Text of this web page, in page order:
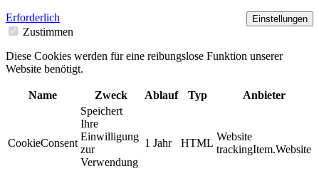
Einstellungen
Erforderlich
Zustimmen
Diese Cookies werden für eine reibungslose Funktion unserer
Website benötigt.
Name Zweck Ablauf Typ Anbieter
CookieConsent
Speichert
Ihre
Einwilligung
zur
Verwendung
1 Jahr HTML
Website
trackingItem.Website